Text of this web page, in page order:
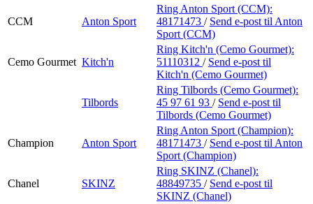
CCM Anton Sport
Ring Anton Sport (CCM):
48171473 / Send e-post til Anton
Sport (CCM)
Cemo Gourmet Kitch'n
Ring Kitch'n (Cemo Gourmet):
51110312 / Send e-post til
Kitch'n (Cemo Gourmet)
Tilbords
Ring Tilbords (Cemo Gourmet):
45 97 61 93 / Send e-post til
Tilbords (Cemo Gourmet)
Champion Anton Sport
Ring Anton Sport (Champion):
48171473 / Send e-post til Anton
Sport (Champion)
Chanel SKINZ
Ring SKINZ (Chanel):
48849735 / Send e-post til
SKINZ (Chanel)